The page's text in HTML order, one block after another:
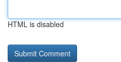
HTML is disabled